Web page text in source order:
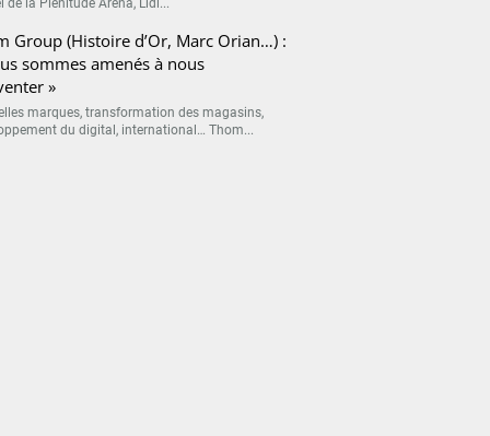
de la Plénitude Arena, Lidl...
Group (Histoire d’Or, Marc Orian…) :
sommes amenés à nous
»
marques, transformation des magasins,
du digital, international… Thom...